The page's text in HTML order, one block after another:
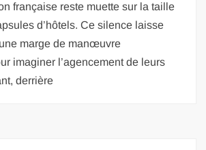
française reste muette sur la taille
d’hôtels. Ce silence laisse
marge de manœuvre
imaginer l’agencement de leurs
derrière